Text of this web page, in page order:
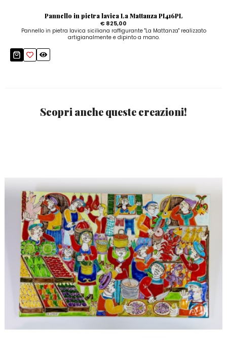
Pannello in pietra lavica La Mattanza PI416PL
€ 825,00
Pannello in pietra lavica siciliana raffigurante "La Mattanza" realizzato
artigianalmente e dipinto a mano.
Scopri anche queste creazioni!